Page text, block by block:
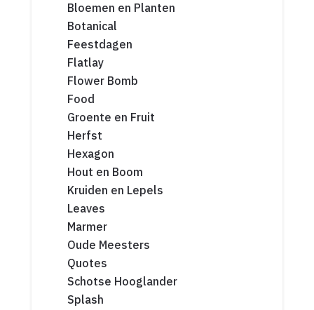
Bloemen en Planten
Botanical
Feestdagen
Flatlay
Flower Bomb
Food
Groente en Fruit
Herfst
Hexagon
Hout en Boom
Kruiden en Lepels
Leaves
Marmer
Oude Meesters
Quotes
Schotse Hooglander
Splash